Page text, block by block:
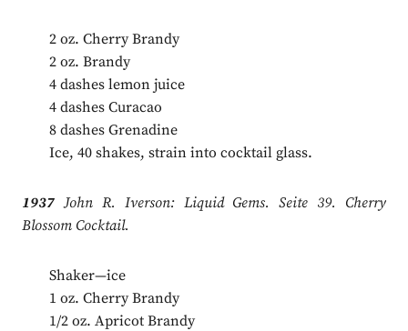
2 oz. Cherry Brandy
2 oz. Brandy
4 dashes lemon juice
4 dashes Curacao
8 dashes Grenadine
Ice, 40 shakes, strain into cocktail glass.
1937John R. Iverson: Liquid Gems. Seite 39. Cherry
Blossom Cocktail.
Shaker—ice
1 oz. Cherry Brandy
1/2 oz. Apricot Brandy